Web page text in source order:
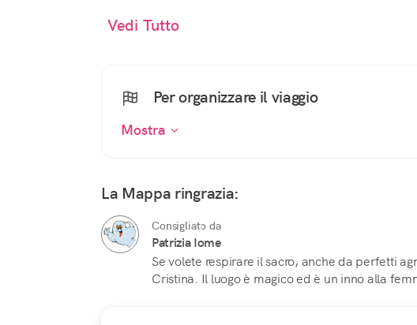
Vedi Tutto
Per organizzare il viaggio
Mostra
La Mappa ringrazia:
Consigliato da
Patrizia Iome
Se volete respirare il sacro, anche da perfetti
Cristina. Il luogo è magico ed è un inno alla